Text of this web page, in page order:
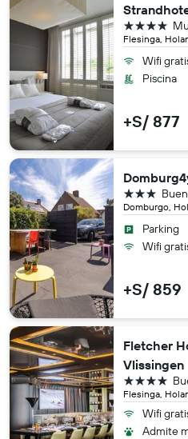
Flesinga,
4 estrellas
Wifi
Piscina
+S/ 877
Domburgo,
3 estrellas
Parking
Wifi
+S/ 859
Fletcher
Vlissingen
Flesinga,
4 estrellas
Wifi
Admite